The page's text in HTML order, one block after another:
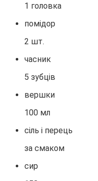
1 головка
помідор
2 шт.
часник
5 зубців
вершки
100 мл
сіль і перець
за смаком
сир